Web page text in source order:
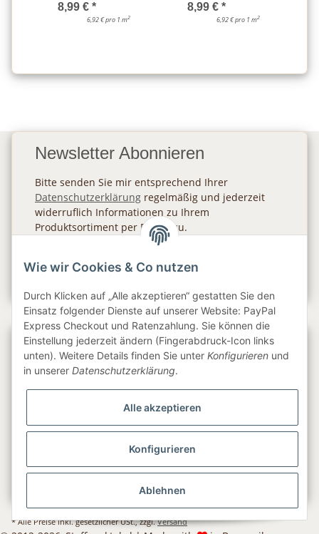
8,99 € *
6,92 € pro 1 m2
8,99 € *
6,92 € pro 1 m2
Newsletter Abonnieren
Bitte senden Sie mir entsprechend Ihrer
Datenschutzerklärung regelmäßig und jederzeit
widerruflich Informationen zu Ihrem
Produktsortiment per E-Mail zu.
Gesetzliche Informationen
* Alle Preise inkl. gesetzlicher USt., zzgl.Versand
Wie wir Cookies & Co nutzen
Durch Klicken auf „Alle akzeptieren“ gestatten Sie den
Einsatz folgender Dienste auf unserer Website: PayPal
Express Checkout und Ratenzahlung. Sie können die
Einstellung jederzeit ändern (Fingerabdruck-Icon links
unten). Weitere Details finden Sie unter Konfigurieren und
in unserer Datenschutzerklärung.
Alle akzeptieren
Konfigurieren
Ablehnen